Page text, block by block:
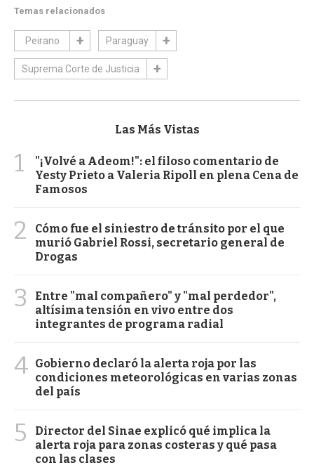
Temas relacionados
Peirano Paraguay
Suprema Corte de Justicia
Las Más Vistas
1
"¡Volvé a Adeom!": el filoso comentario de
Yesty Prieto a Valeria Ripoll en plena Cena de
Famosos
2
Cómo fue el siniestro de tránsito por el que
murió Gabriel Rossi, secretario general de
Drogas
3
Entre "mal compañero" y "mal perdedor",
altísima tensión en vivo entre dos
integrantes de programa radial
4 Gobierno declaró la alerta roja por las
condiciones meteorológicas en varias zonas
del país
5
Director del Sinae explicó qué implica la
alerta roja para zonas costeras y qué pasa
con las clases